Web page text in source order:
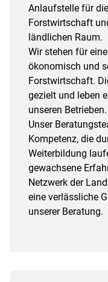
Anlaufstelle für
Forstwirtschaft
ländlichen Raum.
Wir stehen für
ökonomisch und
Forstwirtschaft.
gezielt und leben
unseren Betrieben.
Unser
Kompetenz, die
Weiterbildung
gewachsene
Netzwerk der
eine verlässliche
unserer Beratung.